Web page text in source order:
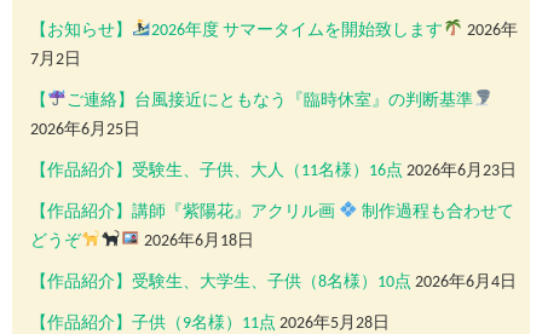
【お知らせ】 2026年度 サマータイムを開始致します
2026年
7月2日
【
ご連絡】台風接近にともなう『臨時休室』の判断基準
2026年6月25日
【作品紹介】受験生、子供、大人（11名様）16点 2026年6月23日
【作品紹介】講師『紫陽花』アクリル画
制作過程も合わせて
どうぞ
2026年6月18日
【作品紹介】受験生、大学生、子供（8名様）10点 2026年6月4日
【作品紹介】子供（9名様）11点 2026年5月28日